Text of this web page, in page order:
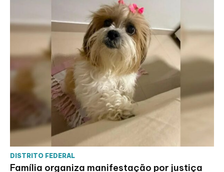
DISTRITO FEDERAL
Família organiza manifestação por justiça